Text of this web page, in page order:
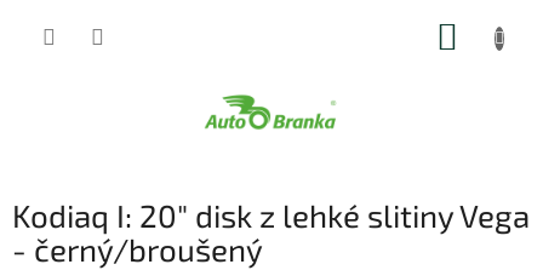
Kodiaq I: 20" disk z lehké slitiny Vega
- černý/broušený